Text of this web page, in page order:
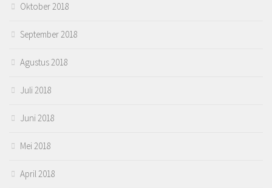
Oktober 2018
September 2018
Agustus 2018
Juli 2018
Juni 2018
Mei 2018
April 2018